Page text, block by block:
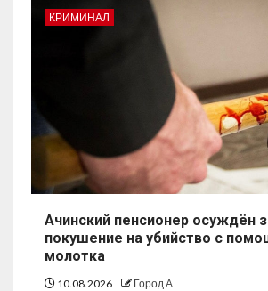
КРИМИНАЛ
Ачинский пенсионер осуждён
покушение на убийство с
молотка
10.08.2026 Город А